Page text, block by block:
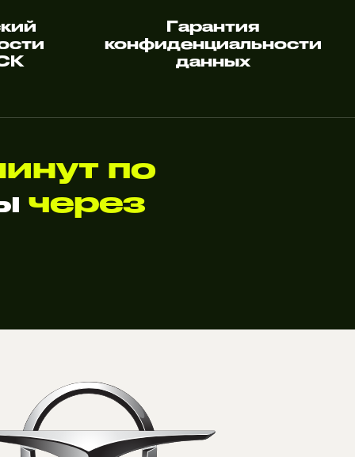
Гарантия
конфиденциальности
данных
по
через